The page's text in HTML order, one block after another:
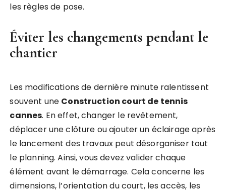
les règles de pose.
Éviter les changements pendant le
chantier
Les modifications de dernière minute ralentissent
souvent une Construction court de tennis
cannes. En effet, changer le revêtement,
déplacer une clôture ou ajouter un éclairage après
le lancement des travaux peut désorganiser tout
le planning. Ainsi, vous devez valider chaque
élément avant le démarrage. Cela concerne les
dimensions, l’orientation du court, les accès, les